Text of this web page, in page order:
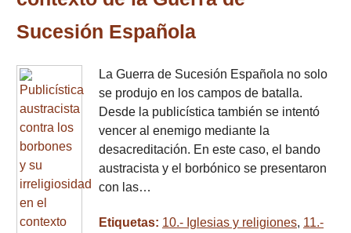
Sucesión Española
La Guerra de Sucesión Española no solo
se produjo en los campos de batalla.
Desde la publicística también se intentó
vencer al enemigo mediante la
desacreditación. En este caso, el bando
austracista y el borbónico se presentaron
con las…
Etiquetas: 10.- Iglesias y religiones, 11.-